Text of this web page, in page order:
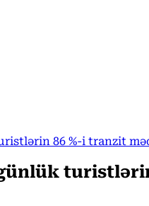
86 %-i tranzit